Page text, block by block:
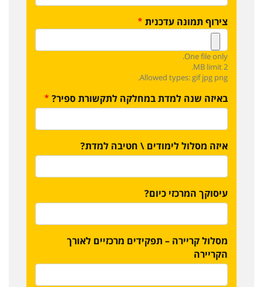
צירוף תמונה עדכנית
One file only.
2 MB limit.
Allowed types: gif jpg png.
באיזה שנה למדת במחלקה לתקשורת ספיר?
איזה מסלול לימודים \ חטיבה למדת?
עיסוקך המרכזי כיום?
מסלול קריירה – תפקידים מרכזיים לאורך
הקריירה